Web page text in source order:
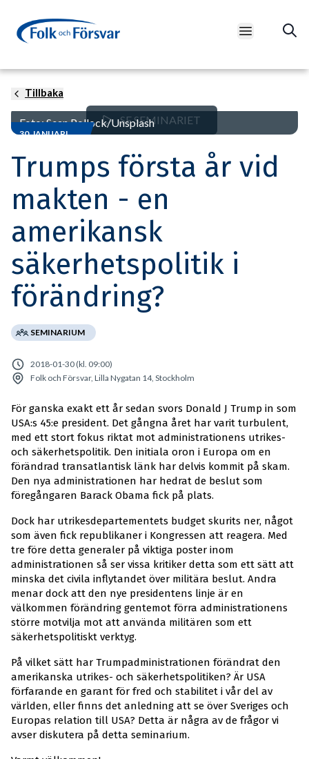
Open main
Tillbaka
Foto: Sean Pollock/UnsplashSE SEMINARIET
30 JANUARI
Trumps första år vid
makten - en
amerikansk
säkerhetspolitik i
förändring?
SEMINARIUM
2018-01-30 (kl. 09:00)
Folk och Försvar, Lilla Nygatan 14, Stockholm
För ganska exakt ett år sedan svors Donald J Trump in som
USA:s 45:e president. Det gångna året har varit turbulent,
med ett stort fokus riktat mot administrationens utrikes-
och säkerhetspolitik. Den initiala oron i Europa om en
förändrad transatlantisk länk har delvis kommit på skam.
Den nya administrationen har hedrat de beslut som
föregångaren Barack Obama fick på plats.
Dock har utrikesdepartementets budget skurits ner, något
som även fick republikaner i Kongressen att reagera. Med
tre före detta generaler på viktiga poster inom
administrationen så ser vissa kritiker detta som ett sätt att
minska det civila inflytandet över militära beslut. Andra
menar dock att den nye presidentens linje är en
välkommen förändring gentemot förra administrationens
större motvilja mot att använda militären som ett
säkerhetspolitiskt verktyg.
På vilket sätt har Trumpadministrationen förändrat den
amerikanska utrikes- och säkerhetspolitiken? Är USA
förfarande en garant för fred och stabilitet i vår del av
världen, eller finns det anledning att se över Sveriges och
Europas relation till USA? Detta är några av de frågor vi
avser diskutera på detta seminarium.